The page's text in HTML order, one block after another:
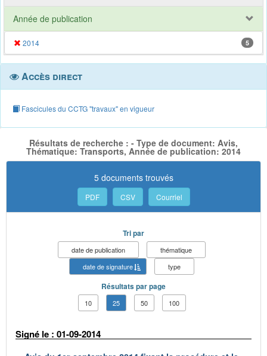
Année de publication
2014 5
Accès direct
Fascicules du CCTG "travaux" en vigueur
Résultats de recherche : - Type de document: Avis,
Thématique: Transports, Année de publication: 2014
5 documents trouvés
PDF CSV Courriel
Tri par
date de publication
thématique
date de signature
type
Résultats par page
10 25 50 100
Signé le : 01-09-2014